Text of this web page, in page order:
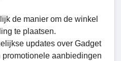
de manier om de winkel
te plaatsen.
updates over Gadget
promotionele aanbiedingen